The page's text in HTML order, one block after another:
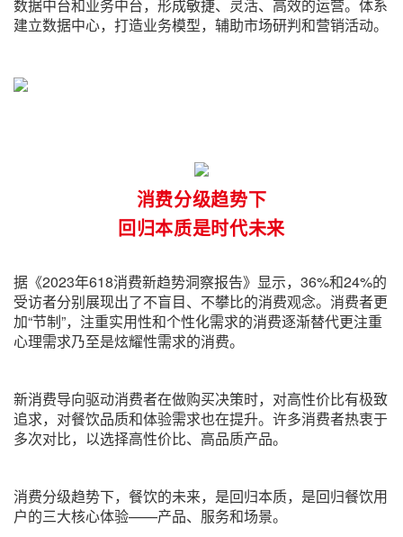
数据中台和业务中台，形成敏捷、灵活、高效的运营。体系
建立数据中心，打造业务模型，辅助市场研判和营销活动。
消费分级趋势下
回归本质是时代未来
据《2023年618消费新趋势洞察报告》显示，36%和24%的
受访者分别展现出了不盲目、不攀比的消费观念。消费者更
加“节制”，注重实用性和个性化需求的消费逐渐替代更注重
心理需求乃至是炫耀性需求的消费。
新消费导向驱动消费者在做购买决策时，对高性价比有极致
追求，对餐饮品质和体验需求也在提升。许多消费者热衷于
多次对比，以选择高性价比、高品质产品。
消费分级趋势下，餐饮的未来，是回归本质，是回归餐饮用
户的三大核心体验——产品、服务和场景。